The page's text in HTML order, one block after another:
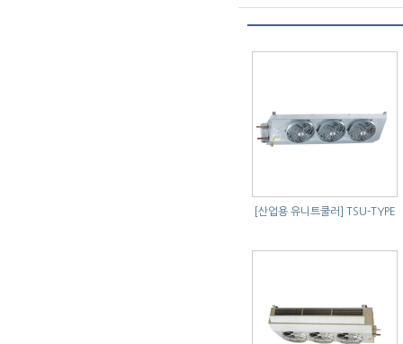
[산업용 유니트쿨러] TSU-TYPE